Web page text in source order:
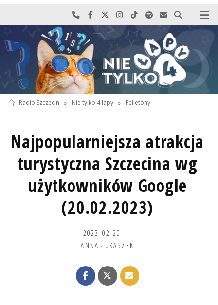
Najlepiej po prostu do nas zadzwoń
Odwiedź nas na Facebook-u
Odwiedź nas na X
Odwiedź nas na Instagram-ie
Odwiedź nas na TikTok-u
Szukaj nas na Spotify
Wyślij do nas
Szukaj
Radio Szczecin » Nie tylko 4 łapy » Felietony
Najpopularniejsza atrakcja
turystyczna Szczecina wg
użytkowników Google
(20.02.2023)
2023-02-20
ANNA ŁUKASZEK